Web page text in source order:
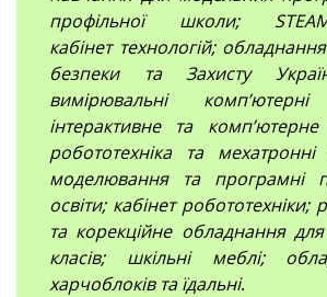
профільної школи; STEAM-
кабінет технологій;
безпеки та Захисту
вимірювальні
інтерактивне та
робототехніка та
моделювання та програмні
освіти; кабінет робототехніки;
та корекційне обладнання
класів; шкільні меблі;
харчоблоків та їдальні.